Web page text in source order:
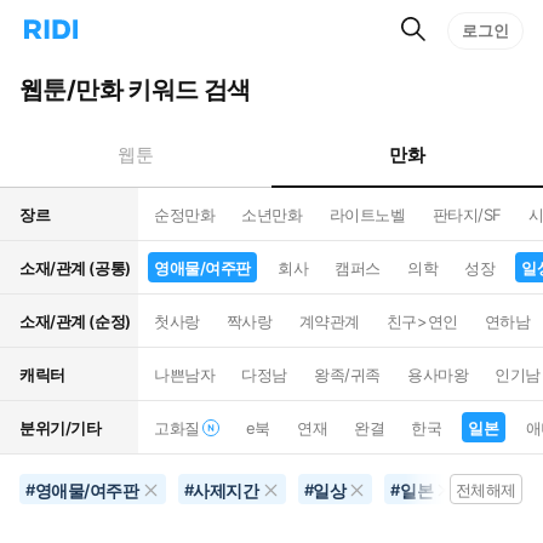
리
홈
으
턴
트
검
로그인
웹툰/만화 키워드 검색
웹툰 만화
장르 순정만화 소년만화 라이트노벨 판타지/SF
소재/관계 (공통) 영애물/여주판 회사 캠퍼스 의학 성장 일
소재/관계 (순정) 첫사랑 짝사랑 계약관계 친구>연인 연하남
캐릭터 나쁜남자 다정남 왕족/귀족 용사마왕 인기남
분위기/기타 고화질 e북 연재 완결 한국 일본
#영애물/여주판 #사제지간 #일상 #일본 #현대배
전체해제